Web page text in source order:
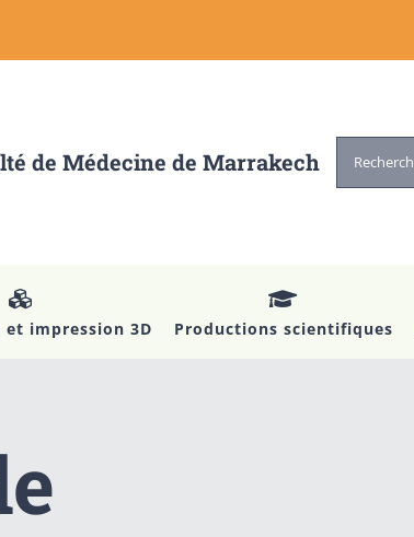
de Médecine de Marrakech Rechercher:
impression 3D Productions scientifiques